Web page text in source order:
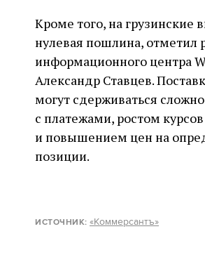
Кроме того, на грузинские
нулевая пошлина, отметил
информационного центра
Александр Ставцев.
могут сдерживаться
с платежами, ростом
и повышением цен на
позиции.
ИСТОЧНИК: «Коммерсантъ»